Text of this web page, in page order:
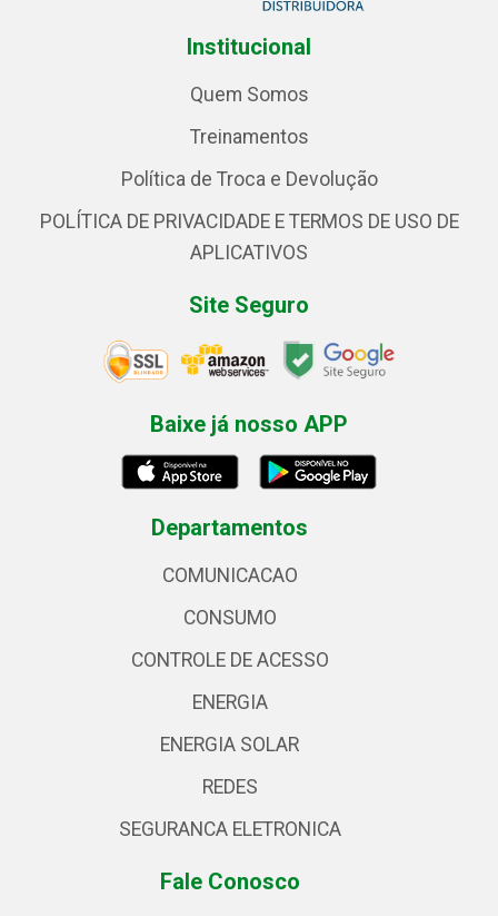
Institucional
Quem Somos
Treinamentos
Política de Troca e Devolução
POLÍTICA DE PRIVACIDADE E TERMOS DE USO DE
APLICATIVOS
Site Seguro
Baixe já nosso APP
Departamentos
COMUNICACAO
CONSUMO
CONTROLE DE ACESSO
ENERGIA
ENERGIA SOLAR
REDES
SEGURANCA ELETRONICA
Fale Conosco